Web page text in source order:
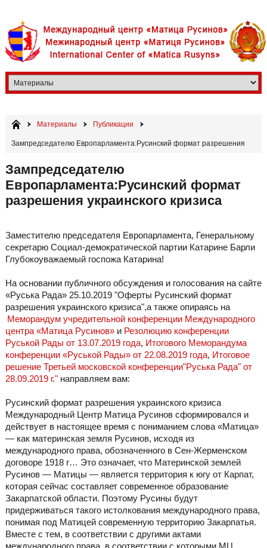
Материалы Публикации
​Зампредседателю Европарламента:Русинский формат разрешения
​Зампредседателю
Европарламента:Русинский формат
разрешения украинского кризиса
Заместителю председателя Европарламента, Генеральному
секретарю Социал-демократической партии Катарине Барли
Глубокоуважаемый госпожа Катарина!
На основании публичного обсуждения и голосования на сайте
«Руська Рада» 25.10.2019 "Оферты Русинский формат
разрешения украинского кризиса",а также опираясь на
Меморандум учредительной конференции Международного
центра «Матица Русинов»и Резолюцию конференции
Руськой Рады от 13.07.2019 года, Итогового Меморандума
конференции «Руськой Рады» от 22.08.2019 года, Итоговое
решение Третьей московской конференции"Руська Рада" от
28.09.2019 г."направляем вам:
Русинский формат разрешения украинского кризиса
Международный Центр Матица Русинов сформировался и
действует в настоящее время с пониманием слова «Матица»
— как материнская земля Русинов, исходя из
международного права, обозначенного в Сен-Жерменском
договоре 1918 г… Это означает, что Материнской землей
Русинов — Матицы — является территория к югу от Карпат,
которая сейчас составляет современное образование
Закарпатской области. Поэтому Русины будут
придерживаться такого истолкования международного права,
понимая под Матицей современную территорию Закарпатья.
Вместе с тем, в соответствии с другими актами
международного права, в соответствии с которыми МЦ